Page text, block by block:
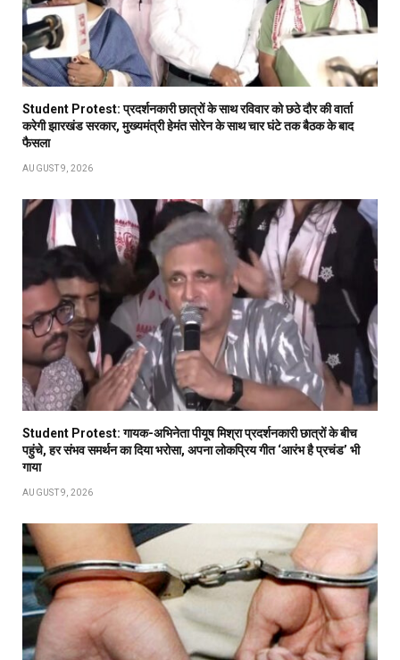
Student Protest: प्रदर्शनकारी छात्रों के साथ रविवार को छठे दौर की वार्ता
करेगी झारखंड सरकार, मुख्यमंत्री हेमंत सोरेन के साथ चार घंटे तक बैठक के बाद
फैसला
AUGUST 9, 2026
Student Protest: गायक-अभिनेता पीयूष मिश्रा प्रदर्शनकारी छात्रों के बीच
पहुंचे, हर संभव समर्थन का दिया भरोसा, अपना लोकप्रिय गीत ‘आरंभ है प्रचंड’ भी
गाया
AUGUST 9, 2026